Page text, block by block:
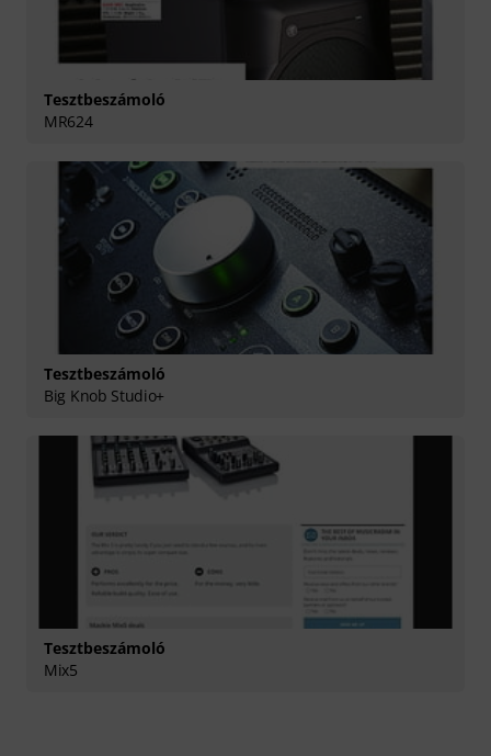
Tesztbeszámoló
MR624
Tesztbeszámoló
Big Knob Studio+
Tesztbeszámoló
Mix5